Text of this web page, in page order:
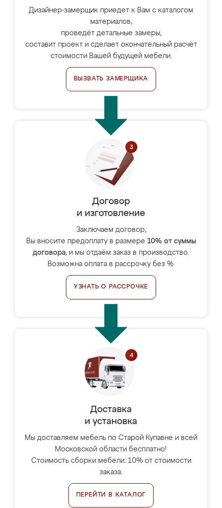
Дизайнер-замерщик приедет к Вам с каталогом
материалов,
проведёт детальные замеры,
составит проект и сделает окончательный расчёт
стоимости Вашей будущей мебели.
ВЫЗВАТЬ ЗАМЕРЩИКА
Договор
и изготовление
Заключаем договор,
Вы вносите предоплату в размере 10% от суммы
договора, и мы отдаём заказ в производство.
Возможна оплата в рассрочку без %.
УЗНАТЬ О РАССРОЧКЕ
Доставка
и установка
Мы доставляем мебель по Старой Купавне и всей
Московской области бесплатно!
Стоимость сборки мебели: 10% от стоимости
заказа.
ПЕРЕЙТИ В КАТАЛОГ